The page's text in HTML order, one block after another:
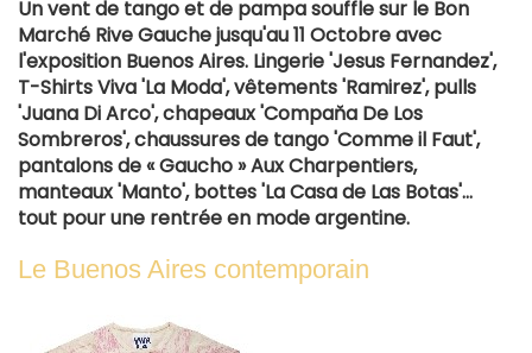
Un vent de tango et de pampa souffle sur le Bon
Marché Rive Gauche jusqu'au 11 Octobre avec
l'exposition Buenos Aires. Lingerie 'Jesus Fernandez',
T-Shirts Viva 'La Moda', vêtements 'Ramirez', pulls
'Juana Di Arco', chapeaux 'Compaňa De Los
Sombreros', chaussures de tango 'Comme il Faut',
pantalons de « Gaucho » Aux Charpentiers,
manteaux 'Manto', bottes 'La Casa de Las Botas'...
tout pour une rentrée en mode argentine.
Le Buenos Aires contemporain